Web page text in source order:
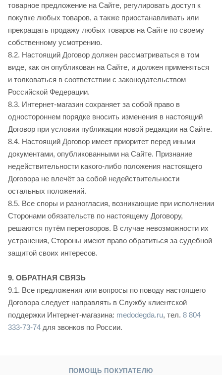
товарное предложение на Сайте, регулировать доступ к
покупке любых товаров, а также приостанавливать или
прекращать продажу любых товаров на Сайте по своему
собственному усмотрению.
8.2. Настоящий Договор должен рассматриваться в том
виде, как он опубликован на Сайте, и должен применяться
и толковаться в соответствии с законодательством
Российской Федерации.
8.3. Интернет-магазин сохраняет за собой право в
одностороннем порядке вносить изменения в настоящий
Договор при условии публикации новой редакции на Сайте.
8.4. Настоящий Договор имеет приоритет перед иными
документами, опубликованными на Сайте. Признание
недействительности какого-либо положения настоящего
Договора не влечёт за собой недействительности
остальных положений.
8.5. Все споры и разногласия, возникающие при исполнении
Сторонами обязательств по настоящему Договору,
решаются путём переговоров. В случае невозможности их
устранения, Стороны имеют право обратиться за судебной
защитой своих интересов.
9. ОБРАТНАЯ СВЯЗЬ
9.1. Все предложения или вопросы по поводу настоящего
Договора следует направлять в Службу клиентской
поддержки Интернет-магазина: medodegda.ru, тел. 8 804
333-73-74 для звонков по России.
ПОМОЩЬ ПОКУПАТЕЛЮ